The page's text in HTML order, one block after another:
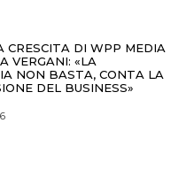
CRESCITA DI WPP MEDIA
VERGANI: «LA
NON BASTA, CONTA LA
DEL BUSINESS»